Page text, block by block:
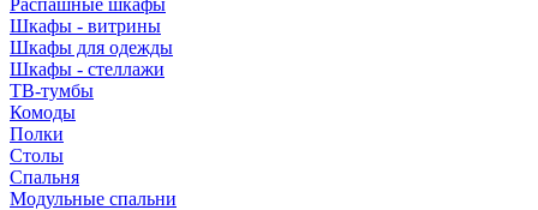
Распашные шкафы
Шкафы - витрины
Шкафы для одежды
Шкафы - стеллажи
ТВ-тумбы
Комоды
Полки
Столы
Спальня
Модульные спальни